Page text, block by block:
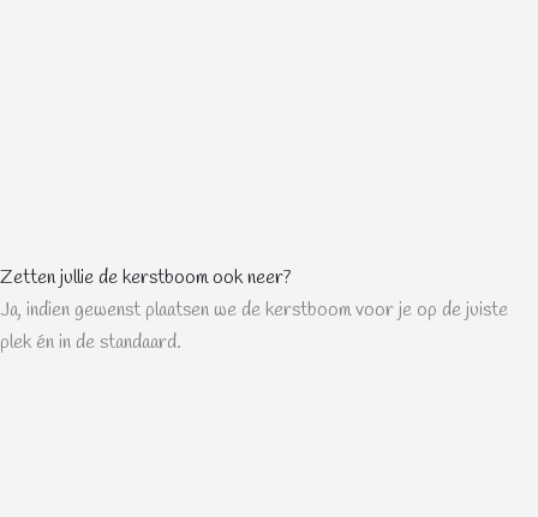
Zetten jullie de kerstboom ook neer?
Ja, indien gewenst plaatsen we de kerstboom voor je op de juiste
plek én in de standaard.